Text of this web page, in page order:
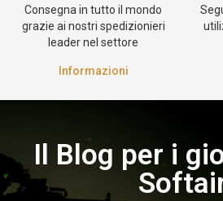
Consegna in tutto il mondo
grazie ai nostri spedizionieri
leader nel settore
Informazioni
Il Blog per i